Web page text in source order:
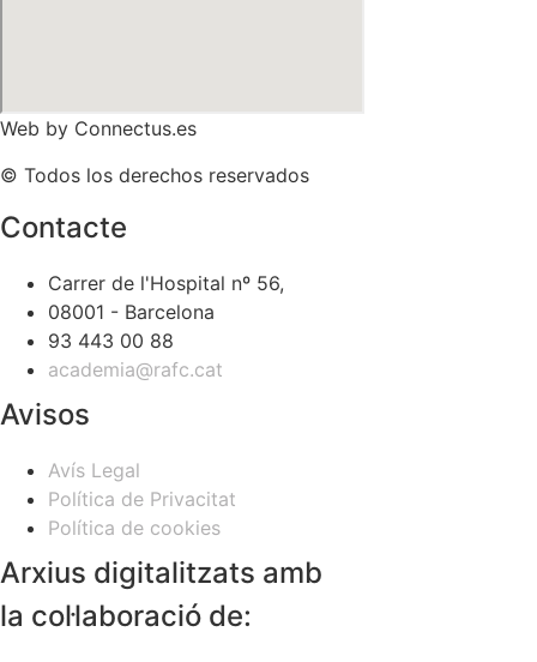
Web by Connectus.es
© Todos los derechos reservados
Contacte
Carrer de l'Hospital nº 56,
08001 - Barcelona
93 443 00 88
academia@rafc.cat
Avisos
Avís Legal
Política de Privacitat
Política de cookies
Arxius digitalitzats amb
la col·laboració de: